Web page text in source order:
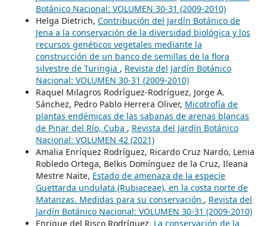
Botánico Nacional: VOLUMEN 30-31 (2009-2010)
Helga Dietrich, Contribución del Jardín Botánico de
Jena a la conservación de la diversidad biológica y los
recursos genéticos vegetales mediante la
construcción de un banco de semillas de la flora
silvestre de Turingia , Revista del Jardín Botánico
Nacional: VOLUMEN 30-31 (2009-2010)
Raquel Milagros Rodríguez-Rodríguez, Jorge A.
Sánchez, Pedro Pablo Herrera Oliver, Micotrofía de
plantas endémicas de las sabanas de arenas blancas
de Pinar del Río, Cuba , Revista del Jardín Botánico
Nacional: VOLUMEN 42 (2021)
Amalia Enríquez Rodríguez, Ricardo Cruz Nardo, Lenia
Robledo Ortega, Belkis Domínguez de la Cruz, Ileana
Mestre Naite, Estado de amenaza de la especie
Guettarda undulata (Rubiaceae), en la costa norte de
Matanzas. Medidas para su conservación , Revista del
Jardín Botánico Nacional: VOLUMEN 30-31 (2009-2010)
Enrique del Risco Rodríguez, La conservación de la